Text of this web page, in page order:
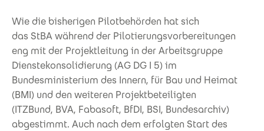
Wie die bisherigen Pilotbehörden hat sich
das StBA während der Pilotierungsvorbereitungen
eng mit der Projektleitung in der Arbeitsgruppe
Dienstekonsolidierung (AG DG I 5) im
Bundesministerium des Innern, für Bau und Heimat
(BMI) und den weiteren Projektbeteiligten
(ITZBund, BVA, Fabasoft, BfDI, BSI, Bundesarchiv)
abgestimmt. Auch nach dem erfolgten Start des